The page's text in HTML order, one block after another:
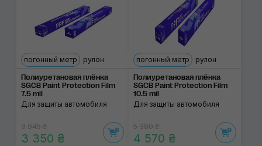
погонный метр рулон
Полиуретановая плёнка
SGCB Paint Protection Film
7.5 mil
Для защиты автомобиля
3 945 ₴
3 350 ₴
погонный метр рулон
Полиуретановая плёнка
SGCB Paint Protection Film
10.5 mil
Для защиты автомобиля
5 380 ₴
4 570 ₴